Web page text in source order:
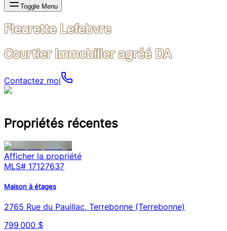
Toggle Menu
Fleurette Lefebvre
Courtier Immobilier agréé DA
Contactez moi
Propriétés récentes
Afficher la propriété
MLS# 17127637
Maison à étages
2765 Rue du Pauillac, Terrebonne (Terrebonne)
799 000 $